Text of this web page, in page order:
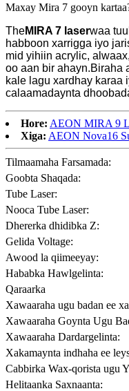
Maxay Mira 7 gooyn
TheMIRA 7 laserwaa
habboon xarrigga iyo
mid yihiin acrylic,
oo aan bir ahayn.Biraha
kale lagu xardhay karaa
calaamadaynta
Hore: AEON MIRA 9
Xiga: AEON Nova16
Tilmaamaha Farsamada:
Goobta Shaqada:
Tube Laser:
Nooca Tube Laser:
Dhererka dhidibka Z:
Gelida Voltage:
Awood la qiimeeyay:
Hababka Hawlgelinta:
Qaraarka
Xawaaraha ugu badan ee
Xawaaraha Goynta Ugu
Xawaaraha Dardargelinta:
Xakamaynta indhaha ee
Cabbirka Wax-qorista ugu
Helitaanka Saxnaanta: